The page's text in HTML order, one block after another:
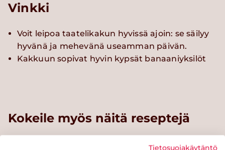
Vinkki
Voit leipoa taatelikakun hyvissä ajoin: se säilyy
hyvänä ja mehevänä useamman päivän.
Kakkuun sopivat hyvin kypsät banaaniyksilöt
Kokeile myös näitä reseptejä
Tietosuojakäytäntö